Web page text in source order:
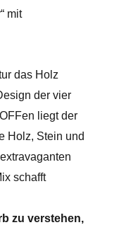
mit
das Holz
der vier
liegt der
Holz, Stein und
schafft
zu verstehen,